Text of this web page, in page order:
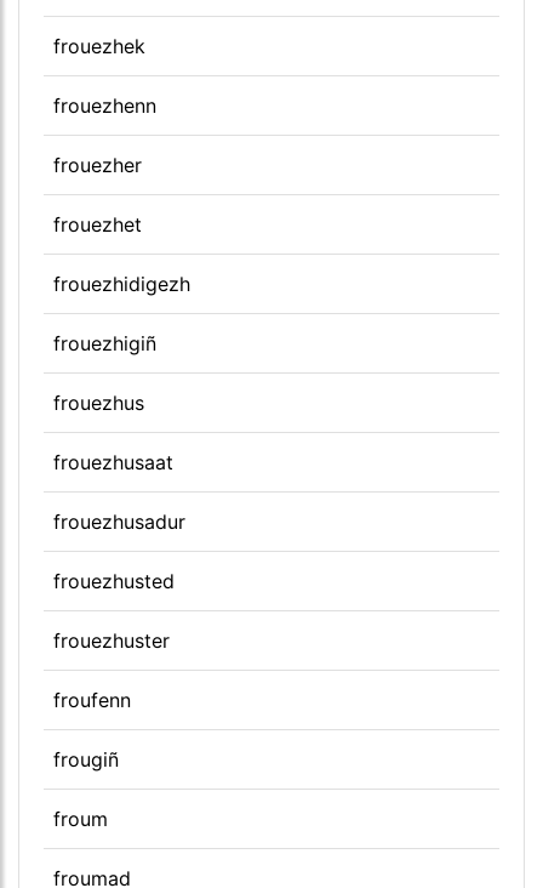
frouezhek
frouezhenn
frouezher
frouezhet
frouezhidigezh
frouezhigiñ
frouezhus
frouezhusaat
frouezhusadur
frouezhusted
frouezhuster
froufenn
frougiñ
froum
froumad